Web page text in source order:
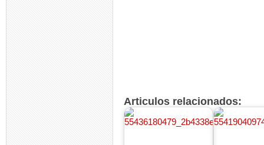
Articulos relacionados: